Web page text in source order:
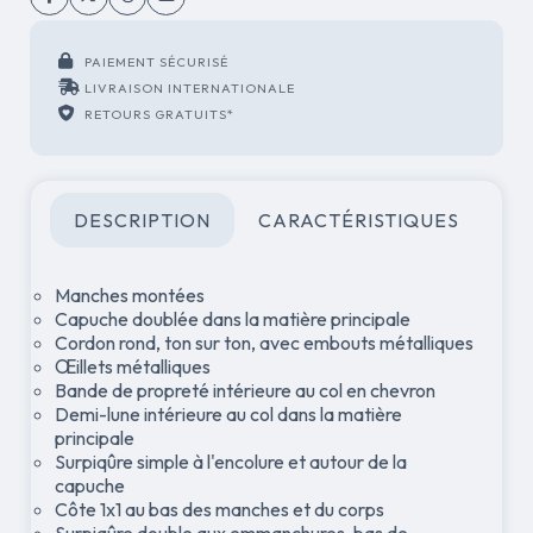
PAIEMENT SÉCURISÉ
LIVRAISON INTERNATIONALE
RETOURS GRATUITS*
DESCRIPTION CARACTÉRISTIQUES
Manches montées
Capuche doublée dans la matière principale
Cordon rond, ton sur ton, avec embouts métalliques
Œillets métalliques
Bande de propreté intérieure au col en chevron
Demi-lune intérieure au col dans la matière
principale
Surpiqûre simple à l'encolure et autour de la
capuche
Côte 1x1 au bas des manches et du corps